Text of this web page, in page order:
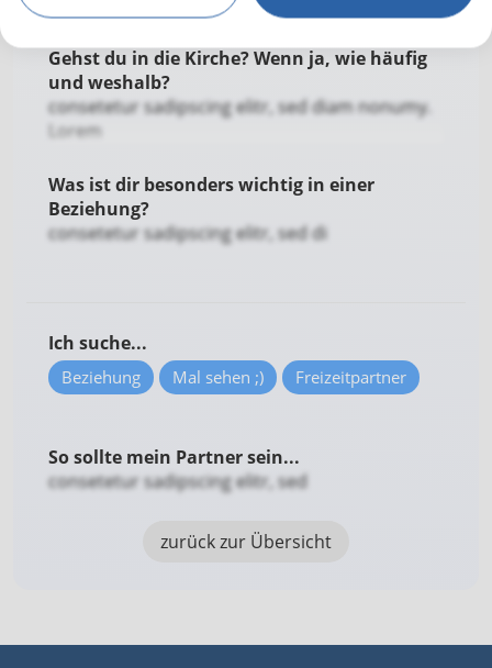
Fotografie
Basteln
Autos
Sammeln
Gartenarbeit
Antiquitäten
Shoppen
Gehst du in die Kirche? Wenn ja, wie häufig
und weshalb?
consetetur sadipscing elitr, sed diam nonumy.
Lorem
Was ist dir besonders wichtig in einer
Beziehung?
consetetur sadipscing elitr, sed di
Ich suche...
Beziehung Mal sehen ;) Freizeitpartner
So sollte mein Partner sein...
consetetur sadipscing elitr, sed
zurück zur Übersicht